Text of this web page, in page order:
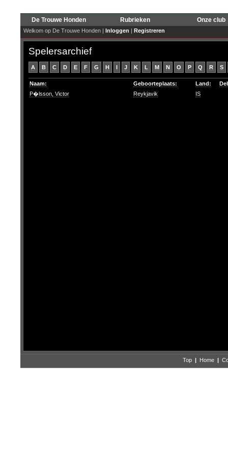
De Trouwe Honden Rubrieken Onze club
Welkom op De Trouwe Honden | Inloggen | Registreren
Spelersarchief
A B C D E F G H I J K L M N O P Q R S
Naam: Geboorteplaats: Land:
P�lsson, Victor
Reykjavik IS
Top | Home |